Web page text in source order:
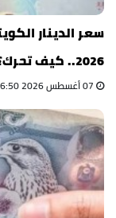
2026.. كيف تحرك؟